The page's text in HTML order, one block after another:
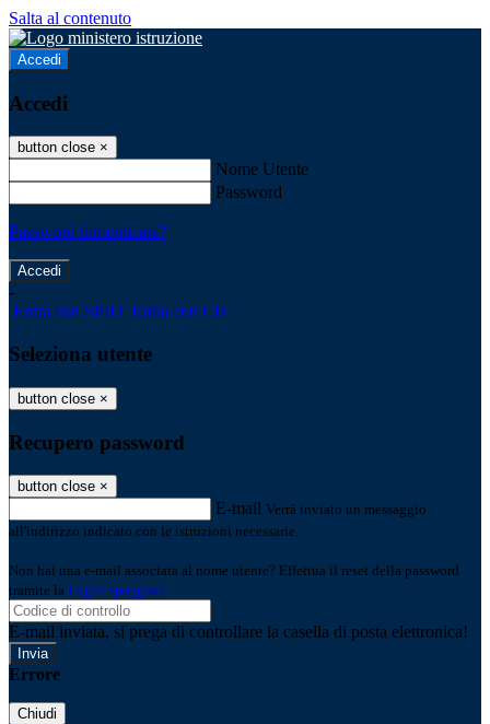
Salta al contenuto
Accedi
Accedi
button close ×
Nome Utente
Password
Password dimenticata?
-
Entra con SPID Entra con CIE
Seleziona utente
button close ×
Recupero password
button close ×
E-mail Verrà inviato un messaggio
all'indirizzo indicato con le istruzioni necessarie.
Non hai una e-mail associata al nome utente? Effettua il reset della password
tramite la Login Spaggiari
E-mail inviata, si prega di controllare la casella di posta elettronica!
Errore
Chiudi